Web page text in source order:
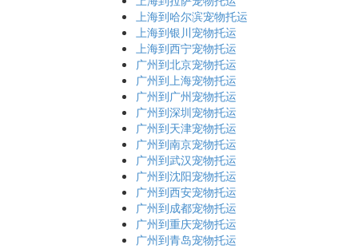
上海到哈尔滨宠物托运
上海到银川宠物托运
上海到西宁宠物托运
广州到北京宠物托运
广州到上海宠物托运
广州到广州宠物托运
广州到深圳宠物托运
广州到天津宠物托运
广州到南京宠物托运
广州到武汉宠物托运
广州到沈阳宠物托运
广州到西安宠物托运
广州到成都宠物托运
广州到重庆宠物托运
广州到青岛宠物托运